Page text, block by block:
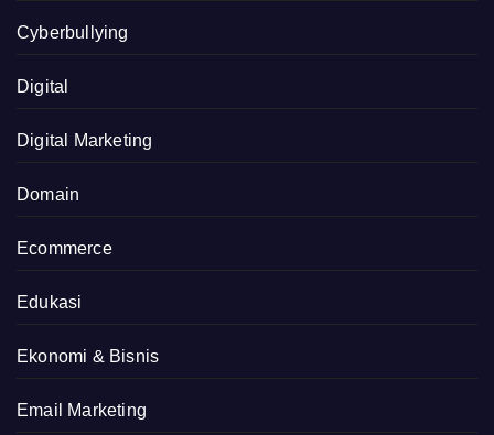
Cyberbullying
Digital
Digital Marketing
Domain
Ecommerce
Edukasi
Ekonomi & Bisnis
Email Marketing